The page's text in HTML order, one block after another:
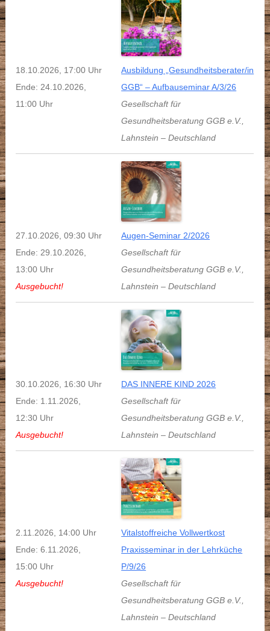
18.10.2026, 17:00 Uhr
Ende: 24.10.2026,
11:00 Uhr
Ausbildung „Gesundheitsberater/in
GGB“ – Aufbauseminar A/3/26
Gesellschaft für
Gesundheitsberatung GGB e.V.,
Lahnstein –Deutschland
27.10.2026, 09:30 Uhr
Ende: 29.10.2026,
13:00 Uhr
Ausgebucht!
Augen-Seminar 2/2026
Gesellschaft für
Gesundheitsberatung GGB e.V.,
Lahnstein –Deutschland
30.10.2026, 16:30 Uhr
Ende: 1.11.2026,
12:30 Uhr
Ausgebucht!
DAS INNERE KIND 2026
Gesellschaft für
Gesundheitsberatung GGB e.V.,
Lahnstein –Deutschland
2.11.2026, 14:00 Uhr
Ende: 6.11.2026,
15:00 Uhr
Ausgebucht!
Vitalstoffreiche Vollwertkost
Praxisseminar in der Lehrküche
P/9/26
Gesellschaft für
Gesundheitsberatung GGB e.V.,
Lahnstein –Deutschland